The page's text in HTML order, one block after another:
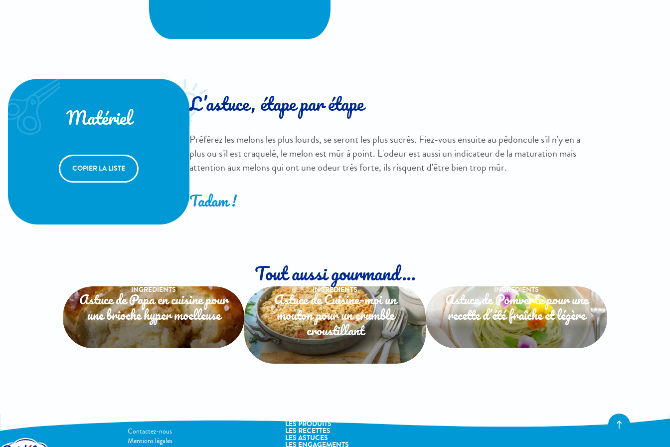
Matériel
COPIER LA LISTE
L’astuce, étape par étape
Préférez les melons les plus lourds, se seront les plus sucrés. Fiez-vous ensuite au pédoncule s'il n'y en a
plus ou s'il est craquelé, le melon est mûr à point. L'odeur est aussi un indicateur de la maturation mais
attention aux melons qui ont une odeur très forte, ils risquent d'être bien trop mûr.
Tadam !
Tout aussi gourmand...
INGREDIENTS
Astuce de Papa en cuisine pour
une brioche hyper moelleuse
INGREDIENTS
Astuce de Cuisine-moi un
mouton pour un crumble
croustillant
INGREDIENTS
Astuce de Pomverte pour une
recette d’été fraîche et légère
Contactez-nous
Mentions légales
LES PRODUITS
LES RECETTES
LES ASTUCES
LES ENGAGEMENTS